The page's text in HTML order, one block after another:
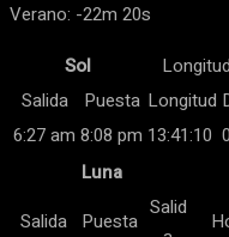
Verano: -22m 20s
Sol
Salida
Puesta Longitud
6:27 am 8:08 pm 13:41:10
Luna
Salida Puesta
Salid